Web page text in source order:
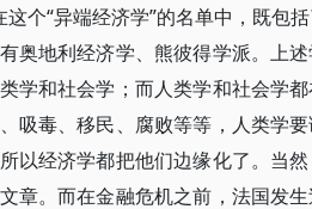
个“异端经济学”的名单中，既包
奥地利经济学、熊彼得学派。上
学和社会学；而人类学和社会学
吸毒、移民、腐败等等，人类学
以经济学都把他们边缘化了。当
章。而在金融危机之前，法国发